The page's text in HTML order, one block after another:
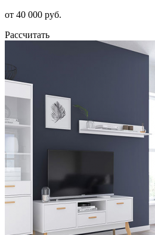
от 40 000 руб.
Рассчитать